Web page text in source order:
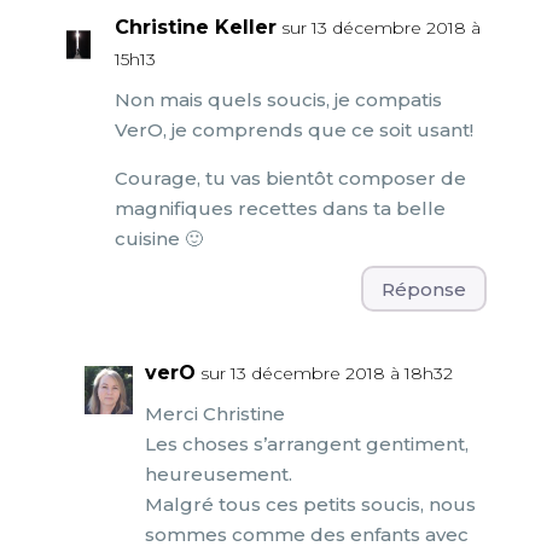
Christine Keller sur 13 décembre 2018 à
15h13
Non mais quels soucis, je compatis
VerO, je comprends que ce soit usant!
Courage, tu vas bientôt composer de
magnifiques recettes dans ta belle
cuisine 🙂
Réponse
verO sur 13 décembre 2018 à 18h32
Merci Christine
Les choses s’arrangent gentiment,
heureusement.
Malgré tous ces petits soucis, nous
sommes comme des enfants avec